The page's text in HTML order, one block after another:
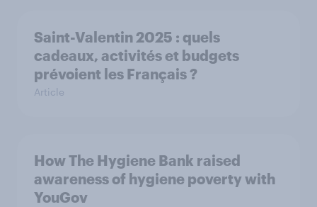
Saint-Valentin 2025 : quels
cadeaux, activités et budgets
prévoient les Français ?
Article
How The Hygiene Bank raised
awareness of hygiene poverty with
YouGov